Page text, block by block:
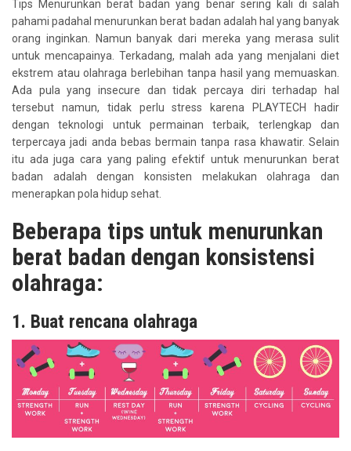
Tips Menurunkan berat badan yang benar sering kali di salah
pahami padahal menurunkan berat badan adalah hal yang banyak
orang inginkan. Namun banyak dari mereka yang merasa sulit
untuk mencapainya. Terkadang, malah ada yang menjalani diet
ekstrem atau olahraga berlebihan tanpa hasil yang memuaskan.
Ada pula yang insecure dan tidak percaya diri terhadap hal
tersebut namun, tidak perlu stress karena PLAYTECH hadir
dengan teknologi untuk permainan terbaik, terlengkap dan
terpercaya jadi anda bebas bermain tanpa rasa khawatir. Selain
itu ada juga cara yang paling efektif untuk menurunkan berat
badan adalah dengan konsisten melakukan olahraga dan
menerapkan pola hidup sehat.
Beberapa tips untuk menurunkan
berat badan dengan konsistensi
olahraga:
1. Buat rencana olahraga